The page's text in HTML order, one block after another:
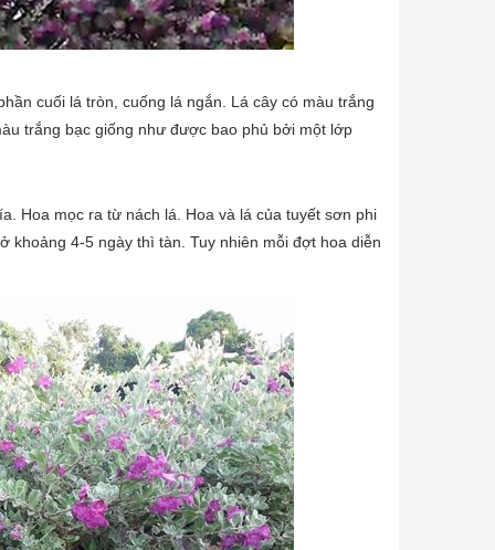
cuối lá tròn, cuống lá ngắn. Lá cây có màu trắng
trắng bạc giống như được bao phủ bởi một lớp
Hoa mọc ra từ nách lá. Hoa và lá của tuyết sơn phi
khoảng 4-5 ngày thì tàn. Tuy nhiên mỗi đợt hoa diễn